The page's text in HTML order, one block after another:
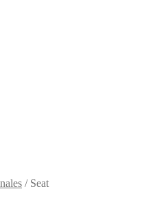
/ Seat